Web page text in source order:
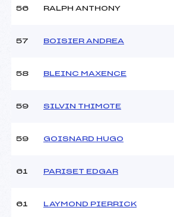
56 RALPH ANTHONY
57 BOISIER ANDREA
58 BLEINC MAXENCE
59 SILVIN THIMOTE
59 GOISNARD HUGO
61 PARISET EDGAR
61 LAYMOND PIERRICK